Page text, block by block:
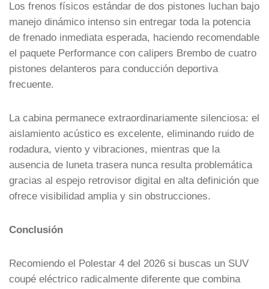
Los frenos físicos estándar de dos pistones luchan bajo
manejo dinámico intenso sin entregar toda la potencia
de frenado inmediata esperada, haciendo recomendable
el paquete Performance con calipers Brembo de cuatro
pistones delanteros para conducción deportiva
frecuente.
La cabina permanece extraordinariamente silenciosa: el
aislamiento acústico es excelente, eliminando ruido de
rodadura, viento y vibraciones, mientras que la
ausencia de luneta trasera nunca resulta problemática
gracias al espejo retrovisor digital en alta definición que
ofrece visibilidad amplia y sin obstrucciones.
Conclusión
Recomiendo el Polestar 4 del 2026 si buscas un SUV
coupé eléctrico radicalmente diferente que combina